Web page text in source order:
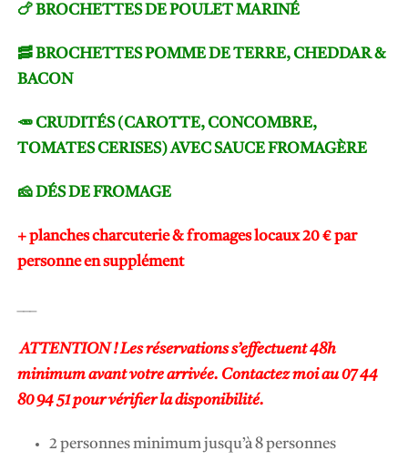
🍗 BROCHETTES DE POULET MARINÉ
🥓 BROCHETTES POMME DE TERRE, CHEDDAR &
BACON
🥕 CRUDITÉS (CAROTTE, CONCOMBRE,
TOMATES CERISES) AVEC SAUCE FROMAGÈRE
🧀 DÉS DE FROMAGE
+ planches charcuterie & fromages locaux 20€ par
personne en supplément
ATTENTION ! Les réservations s’effectuent 48h
minimum avant votre arrivée. Contactez moi au 07 44
80 94 51 pour vérifier la disponibilité.
2 personnes minimum jusqu’à 8 personnes